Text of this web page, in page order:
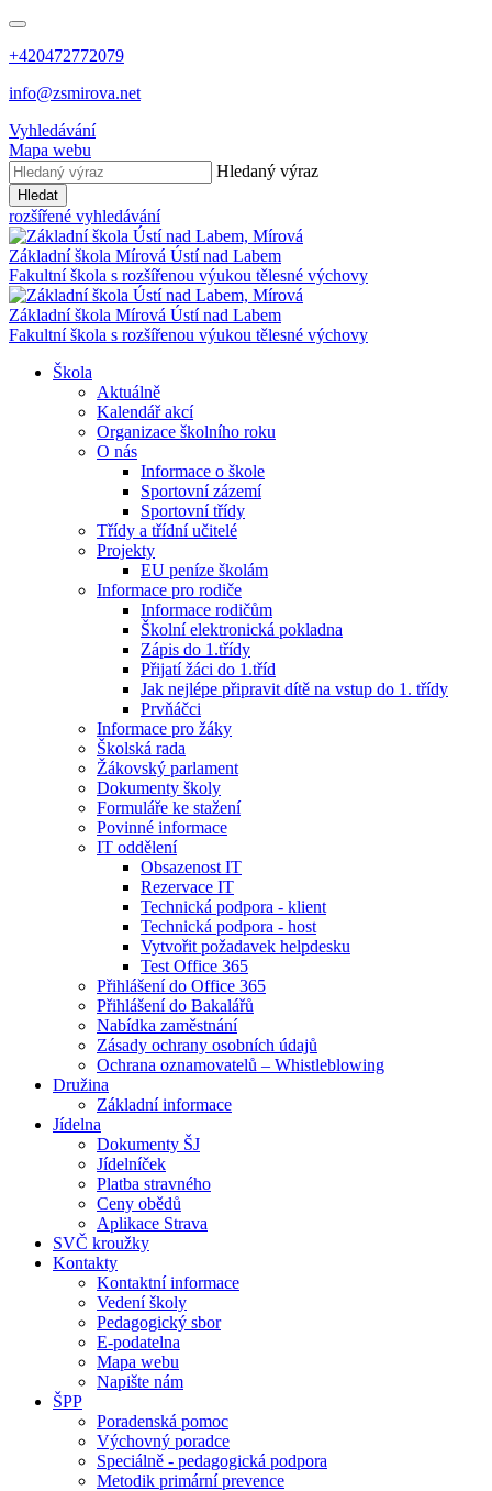
+420472772079
info@zsmirova.net
Vyhledávání
Mapa webu
Hledaný výraz
Hledat
rozšířené vyhledávání
Základní škola Mírová Ústí nad Labem
Fakultní škola s rozšířenou výukou tělesné výchovy
Základní škola Mírová Ústí nad Labem
Fakultní škola s rozšířenou výukou tělesné výchovy
Škola
Aktuálně
Kalendář akcí
Organizace školního roku
O nás
Informace o škole
Sportovní zázemí
Sportovní třídy
Třídy a třídní učitelé
Projekty
EU peníze školám
Informace pro rodiče
Informace rodičům
Školní elektronická pokladna
Zápis do 1.třídy
Přijatí žáci do 1.tříd
Jak nejlépe připravit dítě na vstup do 1. třídy
Prvňáčci
Informace pro žáky
Školská rada
Žákovský parlament
Dokumenty školy
Formuláře ke stažení
Povinné informace
IT oddělení
Obsazenost IT
Rezervace IT
Technická podpora - klient
Technická podpora - host
Vytvořit požadavek helpdesku
Test Office 365
Přihlášení do Office 365
Přihlášení do Bakalářů
Nabídka zaměstnání
Zásady ochrany osobních údajů
Ochrana oznamovatelů – Whistleblowing
Družina
Základní informace
Jídelna
Dokumenty ŠJ
Jídelníček
Platba stravného
Ceny obědů
Aplikace Strava
SVČ kroužky
Kontakty
Kontaktní informace
Vedení školy
Pedagogický sbor
E-podatelna
Mapa webu
Napište nám
ŠPP
Poradenská pomoc
Výchovný poradce
Speciálně - pedagogická podpora
Metodik primární prevence